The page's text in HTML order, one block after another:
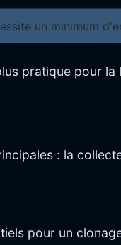
un minimum
pratique pour
: la
pour un